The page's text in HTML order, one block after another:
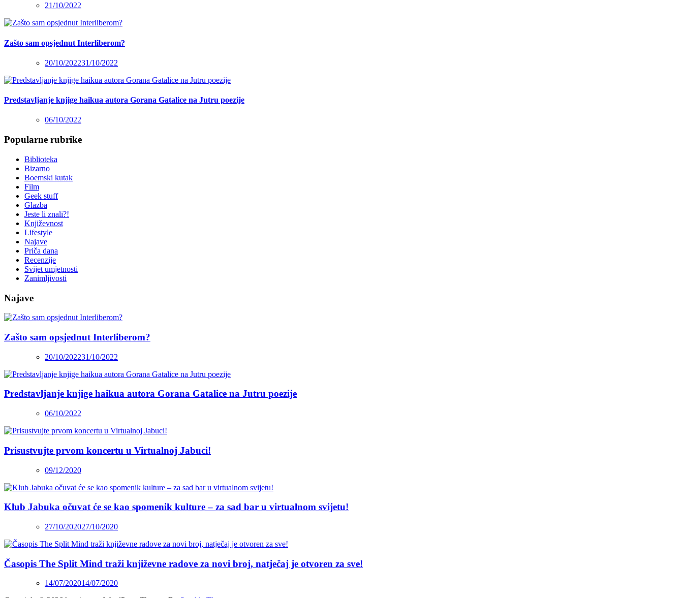
21/10/2022
Zašto sam opsjednut Interliberom?
20/10/202231/10/2022
Predstavljanje knjige haikua autora Gorana Gatalice na Jutru poezije
06/10/2022
Popularne rubrike
Biblioteka
Bizarno
Boemski kutak
Film
Geek stuff
Glazba
Jeste li znali?!
Književnost
Lifestyle
Najave
Priča dana
Recenzije
Svijet umjetnosti
Zanimljivosti
Najave
Zašto sam opsjednut Interliberom?
20/10/202231/10/2022
Predstavljanje knjige haikua autora Gorana Gatalice na Jutru poezije
06/10/2022
Prisustvujte prvom koncertu u Virtualnoj Jabuci!
09/12/2020
Klub Jabuka očuvat će se kao spomenik kulture – za sad bar u virtualnom svijetu!
27/10/202027/10/2020
Časopis The Split Mind traži književne radove za novi broj, natječaj je otvoren za sve!
14/07/202014/07/2020